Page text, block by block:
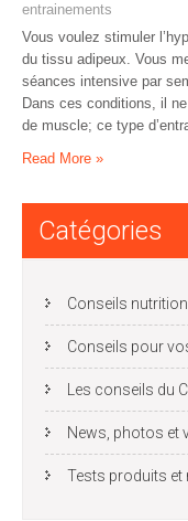
entrainements
Vous voulez stimuler
du tissu adipeux. Vous
séances intensive par
Dans ces conditions, il
de muscle; ce type
Read More »
Catégories
Conseils
Conseils pour
Les conseils du
News, photos et
Tests produits et